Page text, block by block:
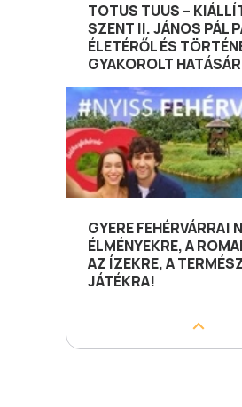
TOTUS TUUS –
SZENT II. JÁNOS PÁL
ÉLETÉRŐL ÉS
GYAKOROLT
GYERE FEHÉRVÁRRA!
ÉLMÉNYEKRE, A
AZ ÍZEKRE, A
JÁTÉKRA!